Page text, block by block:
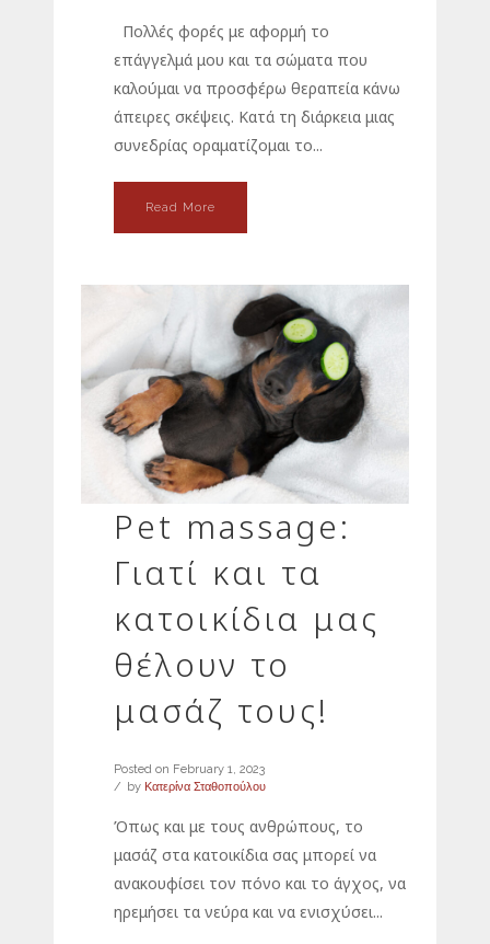
Πολλές φορές με αφορμή το
επάγγελμά μου και τα σώματα που
καλούμαι να προσφέρω θεραπεία κάνω
άπειρες σκέψεις. Κατά τη διάρκεια μιας
συνεδρίας οραματίζομαι το...
Read More
Pet massage:
Γιατί και τα
κατοικίδια μας
θέλουν το
μασάζ τους!
Posted on February 1, 2023
by Κατερίνα Σταθοπούλου
Όπως και με τους ανθρώπους, το
μασάζ στα κατοικίδια σας μπορεί να
ανακουφίσει τον πόνο και το άγχος, να
ηρεμήσει τα νεύρα και να ενισχύσει...